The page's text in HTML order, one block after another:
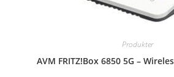
Produkter
AVM FRITZ!Box 6850 5G –